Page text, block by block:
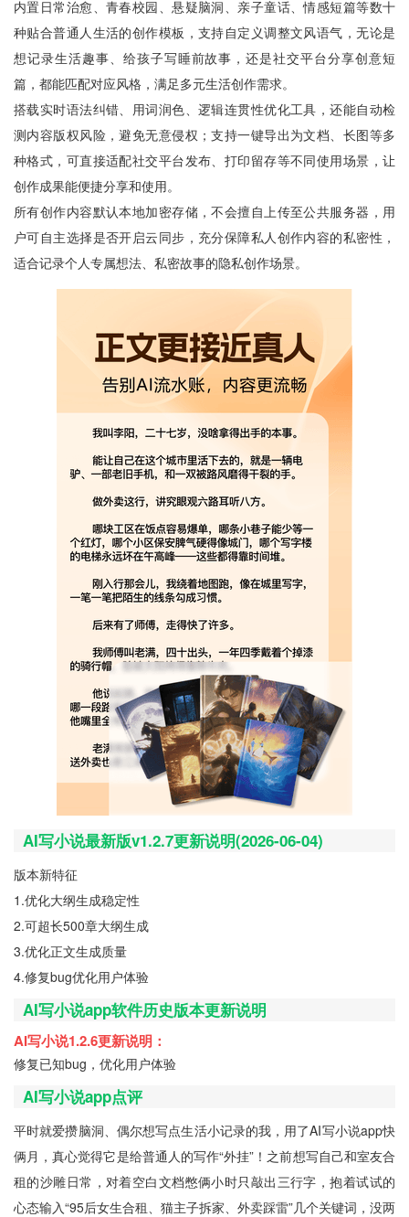
内置日常治愈、青春校园、悬疑脑洞、亲子童话、情感短篇等数十
种贴合普通人生活的创作模板，支持自定义调整文风语气，无论是
想记录生活趣事、给孩子写睡前故事，还是社交平台分享创意短
篇，都能匹配对应风格，满足多元生活创作需求。
搭载实时语法纠错、用词润色、逻辑连贯性优化工具，还能自动检
测内容版权风险，避免无意侵权；支持一键导出为文档、长图等多
种格式，可直接适配社交平台发布、打印留存等不同使用场景，让
创作成果能便捷分享和使用。
所有创作内容默认本地加密存储，不会擅自上传至公共服务器，用
户可自主选择是否开启云同步，充分保障私人创作内容的私密性，
适合记录个人专属想法、私密故事的隐私创作场景。
AI写小说最新版v1.2.7更新说明(2026-06-04)
版本新特征
1.优化大纲生成稳定性
2.可超长500章大纲生成
3.优化正文生成质量
4.修复bug优化用户体验
AI写小说app软件历史版本更新说明
AI写小说1.2.6更新说明：
修复已知bug，优化用户体验
AI写小说app点评
平时就爱攒脑洞、偶尔想写点生活小记录的我，用了AI写小说app快
俩月，真心觉得它是给普通人的写作“外挂”！之前想写自己和室友合
租的沙雕日常，对着空白文档憋俩小时只敲出三行字，抱着试试的
心态输入“95后女生合租、猫主子拆家、外卖踩雷”几个关键词，没两